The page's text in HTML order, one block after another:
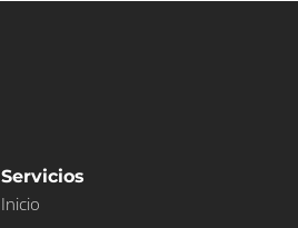
Servicios
Inicio